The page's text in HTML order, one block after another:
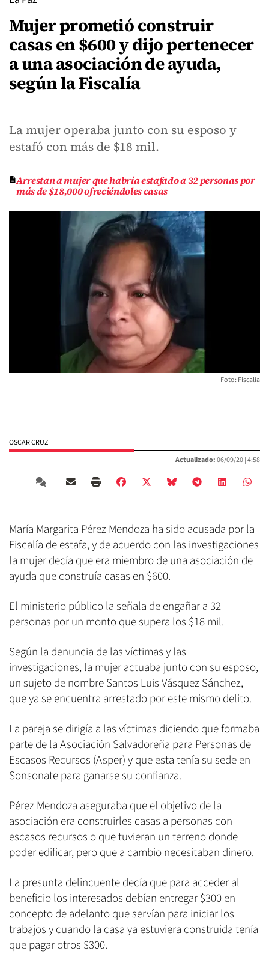
Mujer prometió construir
casas en $600 y dijo pertenecer
a una asociación de ayuda,
según la Fiscalía
La mujer operaba junto con su esposo y
estafó con más de $18 mil.
Arrestan a mujer que habría estafado a 32 personas por
más de $18,000 ofreciéndoles casas
Foto: Fiscalía
OSCAR CRUZ
Actualizado:06/09/20 |4:58
María Margarita Pérez Mendoza ha sido acusada por la
Fiscalía de estafa, y de acuerdo con las investigaciones
la mujer decía que era miembro de una asociación de
ayuda que construía casas en $600.
El ministerio público la señala de engañar a 32
personas por un monto que supera los $18 mil.
Según la denuncia de las víctimas y las
investigaciones, la mujer actuaba junto con su esposo,
un sujeto de nombre Santos Luis Vásquez Sánchez,
que ya se encuentra arrestado por este mismo delito.
La pareja se dirigía a las víctimas diciendo que formaba
parte de la Asociación Salvadoreña para Personas de
Escasos Recursos (Asper) y que esta tenía su sede en
Sonsonate para ganarse su confianza.
Pérez Mendoza aseguraba que el objetivo de la
asociación era construirles casas a personas con
escasos recursos o que tuvieran un terreno donde
poder edificar, pero que a cambio necesitaban dinero.
La presunta delincuente decía que para acceder al
beneficio los interesados debían entregar $300 en
concepto de adelanto que servían para iniciar los
trabajos y cuando la casa ya estuviera construida tenía
que pagar otros $300.